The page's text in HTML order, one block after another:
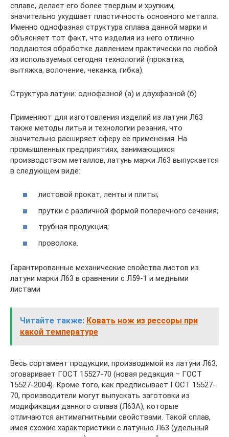
сплаве, делает его более твердым и хрупким,
значительно ухудшает пластичность основного металла.
Именно однофазная структура сплава данной марки и
объясняет тот факт, что изделия из него отлично
поддаются обработке давлением практически по любой
из используемых сегодня технологий (прокатка,
вытяжка, волочение, чеканка, гибка).
Структура латуни: однофазной (а) и двухфазной (б)
Применяют для изготовления изделий из латуни Л63
также методы литья и технологии резания, что
значительно расширяет сферу ее применения. На
промышленных предприятиях, занимающихся
производством металлов, латунь марки Л63 выпускается
в следующем виде:
листовой прокат, ленты и плиты;
прутки с различной формой поперечного сечения;
трубная продукция;
проволока.
Гарантированные механические свойства листов из
латуни марки Л63 в сравнении с Л59-1 и медными
листами
Читайте также: Ковать нож из рессоры при
какой температуре
Весь сортамент продукции, производимой из латуни Л63,
оговаривает ГОСТ 15527-70 (новая редакция – ГОСТ
15527-2004). Кроме того, как предписывает ГОСТ 15527-
70, производители могут выпускать заготовки из
модификации данного сплава (Л63А), которые
отличаются антимагнитными свойствами. Такой сплав,
имея схожие характеристики с латунью Л63 (удельный